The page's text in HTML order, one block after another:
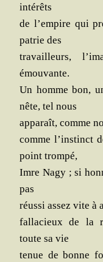
intérêts
de l’empire qui
patrie des
tra­vailleurs,
émouvante.
Un homme bon,
nête, tel nous
appa­raît, comme
comme l’ins­tinct
point trompé,
Imre Nagy ; si
pas
réus­si assez vite à
fal­la­cieux de la
toute sa vie
tenue de bonne